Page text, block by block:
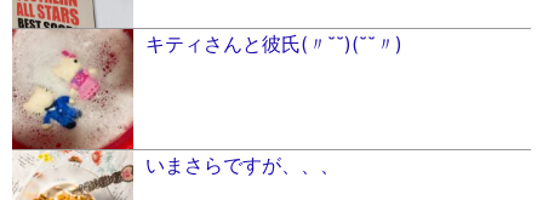
キティさんと彼氏(〃˘˘)(˘˘〃)
いまさらですが、、、